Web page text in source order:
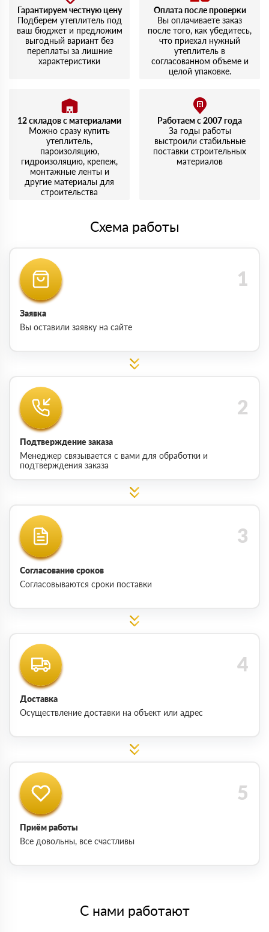
Гарантируем честную цену
Подберем утеплитель под
ваш бюджет и предложим
выгодный вариант без
переплаты за лишние
характеристики
Оплата после проверки
Вы оплачиваете заказ
после того, как убедитесь,
что приехал нужный
утеплитель в
согласованном объеме и
целой упаковке.
12 складов с материалами
Можно сразу купить
утеплитель,
пароизоляцию,
гидроизоляцию, крепеж,
монтажные ленты и
другие материалы для
строительства
Работаем с 2007 года
За годы работы
выстроили стабильные
поставки строительных
материалов
Схема работы
Заявка
Вы оставили заявку на сайте
Подтверждение заказа
Менеджер связывается с вами для обработки и
подтверждения заказа
Согласование сроков
Согласовываются сроки поставки
Доставка
Осуществление доставки на объект или адрес
Приём работы
Все довольны, все счастливы
С нами работают